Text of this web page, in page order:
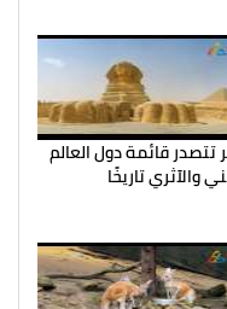
قائمة دول العالم
والآثري تاريخًا